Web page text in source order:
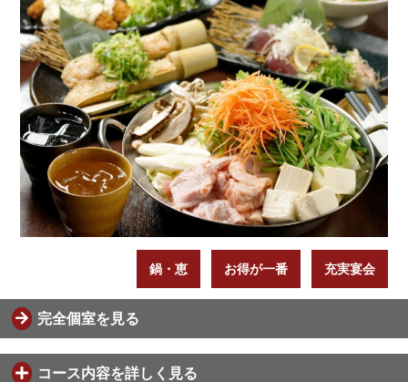
鍋・恵 お得が一番 充実宴会
完全個室を見る
コース内容を詳しく見る